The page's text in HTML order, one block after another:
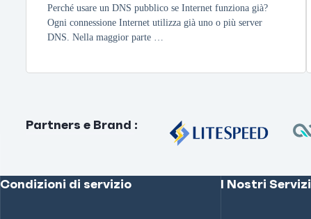
Perché usare un DNS pubblico se Internet funziona già?
Ogni connessione Internet utilizza già uno o più server
DNS. Nella maggior parte …
Partners e Brand :
Condizioni di servizio I Nostri Servizi